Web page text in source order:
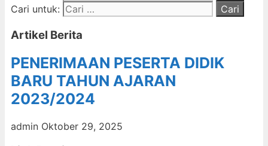
Cari untuk:
Artikel Berita
PENERIMAAN PESERTA DIDIK
BARU TAHUN AJARAN
2023/2024
admin Oktober 29, 2025